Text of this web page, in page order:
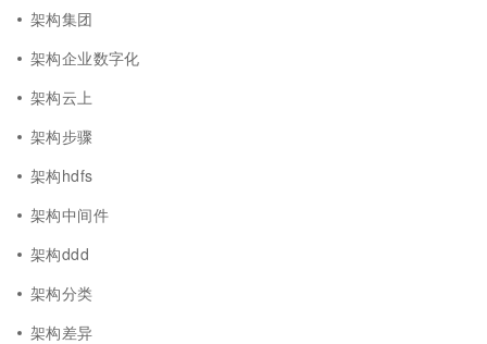
架构集团
架构企业数字化
架构云上
架构步骤
架构hdfs
架构中间件
架构ddd
架构分类
架构差异